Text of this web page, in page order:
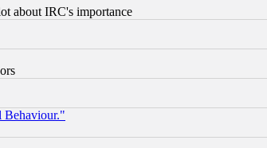
about IRC's importance
Behaviour."